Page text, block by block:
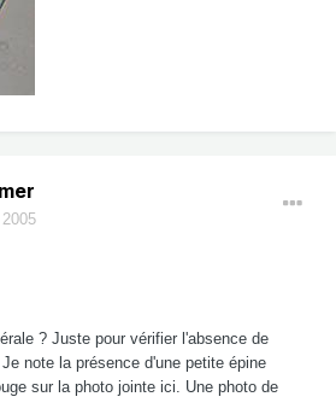
? Juste pour vérifier l'absence de
note la présence d'une petite épine
sur la photo jointe ici. Une photo de